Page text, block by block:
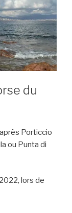
du
Porticcio
ou Punta di
lors de